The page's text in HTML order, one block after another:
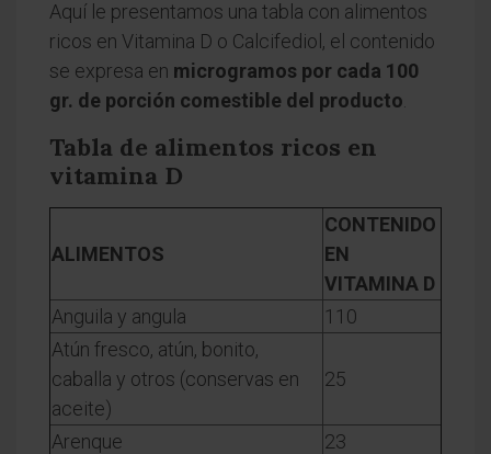
Aquí le presentamos una tabla con alimentos
ricos en Vitamina D o Calcifediol, el contenido
se expresa en microgramos por cada 100
gr. de porción comestible del producto
Tabla de alimentos ricos en
vitamina D
ALIMENTOS
CONTENIDO
EN
VITAMINA D
Anguila y angula
110
Atún fresco, atún, bonito,
caballa y otros (conservas en
aceite)
25
Arenque
23